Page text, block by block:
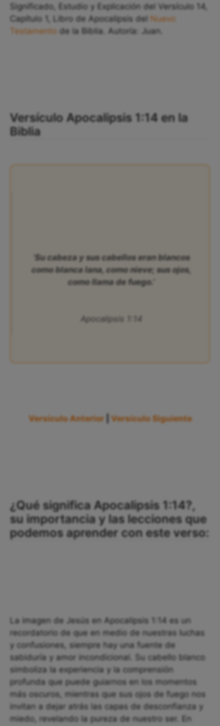
Significado, Estudio y Explicación del Versículo 14,
Capítulo 1, Libro de Apocalipsis del Nuevo
Testamento de la Biblia. Autoría: Juan.
Versículo Apocalipsis 1:14 en la
Biblia
‘Su cabeza y sus cabellos eran blancos
como blanca lana, como nieve; sus ojos,
como llama de fuego.’
Apocalipsis 1:14
Versículo Anterior Versículo Siguiente
¿Qué significa Apocalipsis 1:14?,
su importancia y las lecciones que
podemos aprender con este verso:
La imagen de Jesús en Apocalipsis 1:14 es un
recordatorio de que en medio de nuestras luchas
y confusiones, siempre hay una fuente de
sabiduría y amor incondicional. Su cabello blanco
simboliza la experiencia y la comprensión
profunda que puede guiarnos en los momentos
más oscuros, mientras que sus ojos de fuego nos
invitan a dejar atrás las capas de desconfianza y
miedo, revelando la pureza de nuestro ser. En